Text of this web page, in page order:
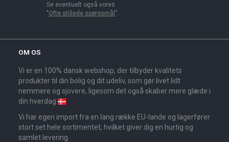
Se eventuelt også vores
"Ofte stillede spørgsmål ".
OM OS
Vi er en 100% dansk webshop, der tilbyder kvalitets
produkter til din bolig og dit udeliv, som gør livet lidt
nemmere og sjovere, ligesom det også skaber mere glæde i
din hverdag
Vi har egen import fra en lang række EU-lande og lagerfører
stort set hele sortimentet, hvilket giver dig en hurtig og
samlet levering.